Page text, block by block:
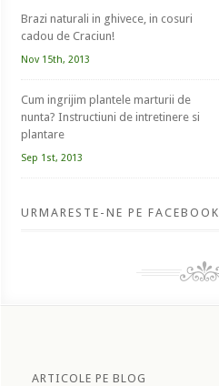
Brazi naturali in ghivece, in cosuri
cadou de Craciun!
Nov 15th, 2013
Cum ingrijim plantele marturii de
nunta? Instructiuni de intretinere si
plantare
Sep 1st, 2013
URMARESTE-NE PE FACEBOOK
ARTICOLE PE BLOG